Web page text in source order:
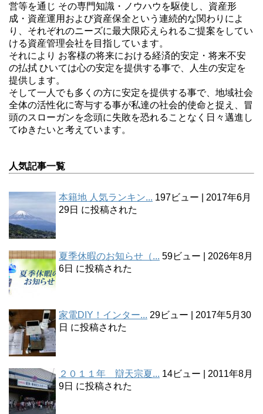
営等を通じ その専門知識・ノウハウを駆使し、資産形
成・資産運用および資産保全という連続的な関わりによ
り、それぞれのニーズに最大限応えられるご提案をしてい
ける資産管理会社を目指しています。
それにより お客様の将来における経済的安定・将来不安
の払拭 ひいては心の安定を提供する事で、人生の安定を
提供します。
そして一人でも多くの方に安定を提供する事で、地域社会
全体の活性化に寄与する事が私達の社会的使命と捉え、冒
頭のスローガンを念頭に失敗を恐れることなく日々邁進し
てゆきたいと考えています。
人気記事一覧
本籍地 人気ランキン... 197ビュー
2017年6月
29日 に投稿された
夏季休暇のお知らせ（... 59ビュー
2026年8月
6日 に投稿された
家電DIY！インター... 29ビュー
2017年5月30
日 に投稿された
２０１１年 辯天宗夏... 14ビュー
2011年8月
9日 に投稿された